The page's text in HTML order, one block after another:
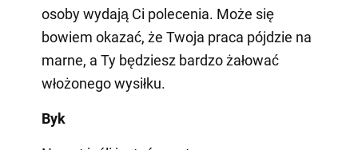
osoby wydają Ci polecenia. Może się
bowiem okazać, że Twoja praca pójdzie na
marne, a Ty będziesz bardzo żałować
włożonego wysiłku.
Byk